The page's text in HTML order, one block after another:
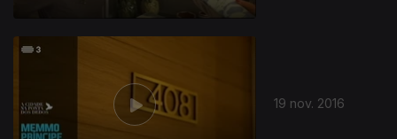
19 nov. 2016